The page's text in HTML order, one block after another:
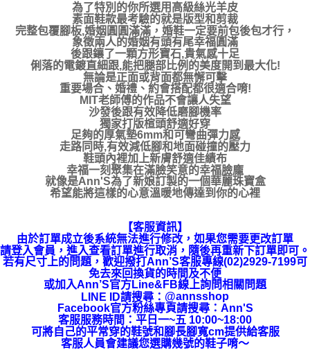
為了特別的你所選用高級絲光羊皮
素面鞋款最考驗的就是版型和剪裁
完整包覆腳板,婚姻圓圓滿滿，婚鞋一定要前包後包才行，
象徵兩人的婚姻有頭有尾幸福圓滿
後跟鑲了一顆方形寶石,貴氣感十足
俐落的電鍍直細跟,能把腿部比例的美度開到最大化!
無論是正面或背面都無懈可擊
重要場合、婚禮、約會搭配都很適合唷!
MIT老師傅的作品不會讓人失望
沙發後跟有效降低磨腳機率
獨家打版楦頭舒適好穿
足夠的厚氣墊6mm和可彎曲彈力感
走路同時,有效減低腳和地面碰撞的壓力
鞋頭內裡加上新膚舒適佳績布
幸福一刻聚集在滿臉笑意的幸福臉龐
就像是Ann'S為了新娘訂製的一個華麗珠寶盒
希望能將這樣的心意溫暖地傳達到你的心裡
【客服資訊】
由於訂單成立後系統無法進行修改，如果您需要更改訂單
請登入會員，進入查看訂單進行取消，隨後再重新下訂單即可。
若有尺寸上的問題，歡迎撥打Ann’S客服專線(02)2929-7199可
免去來回換貨的時間及不便
或加入Ann’S官方Line&FB線上詢問相關問題
LINE ID請搜尋 ： @annsshop
Facebook官方粉絲專頁請搜尋：Ann'S
客服服務時間：平日一~五 10:00~18:00
可將自己的平常穿的鞋號和腳長腳寬cm提供給客服
客服人員會建議您選購幾號的鞋子唷～